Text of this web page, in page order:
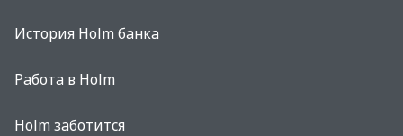
История Holm банка
Работа в Holm
Holm заботится